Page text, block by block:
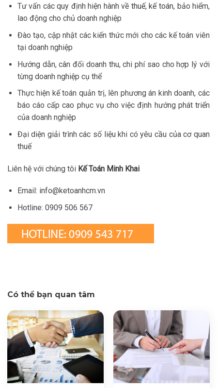
Tư vấn các quy định hiện hành về thuế, kế toán, bảo hiểm,
lao động cho chủ doanh nghiệp
Đào tạo, cập nhật các kiến thức mới cho các kế toán viên
tại doanh nghiệp
Hướng dẫn, cân đối doanh thu, chi phí sao cho hợp lý với
từng doanh nghiệp cụ thể
Thực hiện kế toán quản trị, lên phương án kinh doanh, các
báo cáo cấp cao phục vụ cho việc định hướng phát triển
của doanh nghiệp
Đại diện giải trình các số liệu khi có yêu cầu của cơ quan
thuế
Liên hệ với chúng tôi Kế Toán Minh Khai
Email: info@ketoanhcm.vn
Hotline: 0909 506 567
Có thể bạn quan tâm